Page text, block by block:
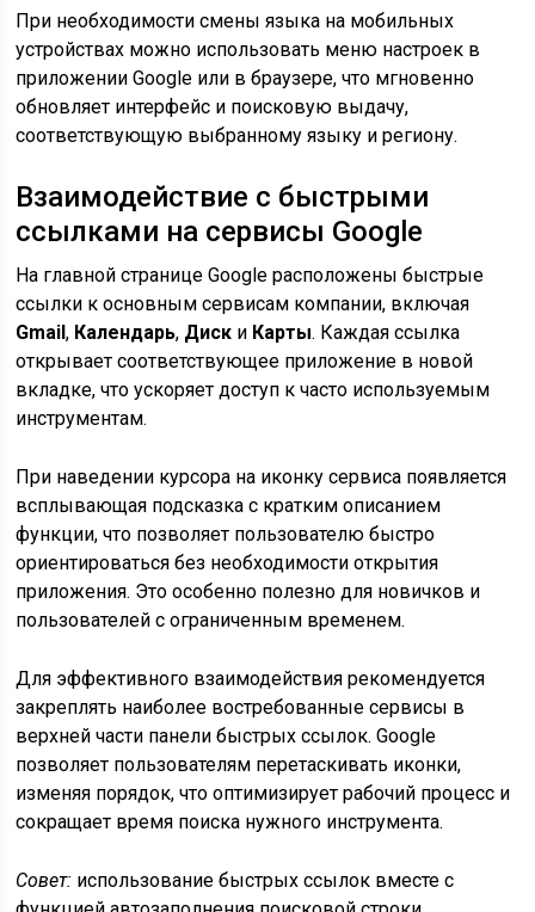
При необходимости смены языка на мобильных
устройствах можно использовать меню настроек в
приложении Google или в браузере, что мгновенно
обновляет интерфейс и поисковую выдачу,
соответствующую выбранному языку и региону.
Взаимодействие с быстрыми
ссылками на сервисы Google
На главной странице Google расположены быстрые
ссылки к основным сервисам компании, включая
Gmail, Календарь, Диск и Карты. Каждая ссылка
открывает соответствующее приложение в новой
вкладке, что ускоряет доступ к часто используемым
инструментам.
При наведении курсора на иконку сервиса появляется
всплывающая подсказка с кратким описанием
функции, что позволяет пользователю быстро
ориентироваться без необходимости открытия
приложения. Это особенно полезно для новичков и
пользователей с ограниченным временем.
Для эффективного взаимодействия рекомендуется
закреплять наиболее востребованные сервисы в
верхней части панели быстрых ссылок. Google
позволяет пользователям перетаскивать иконки,
изменяя порядок, что оптимизирует рабочий процесс и
сокращает время поиска нужного инструмента.
Совет: использование быстрых ссылок вместе с